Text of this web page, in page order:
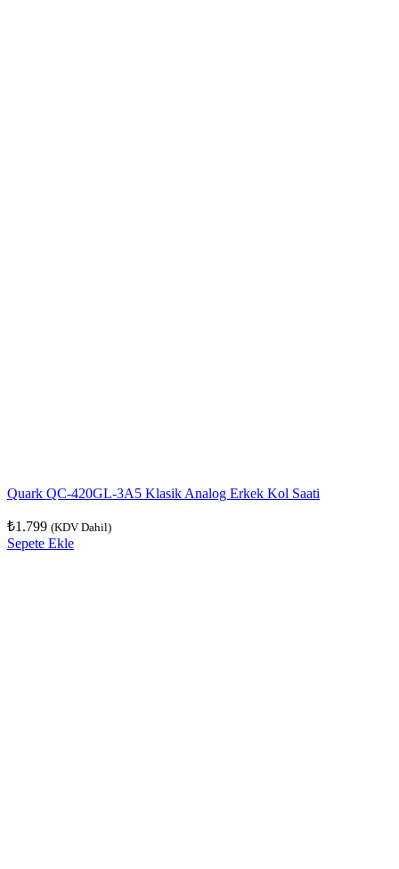
Quark QC-420GL-3A5 Klasik Analog Erkek Kol Saati
₺1.799 (KDV Dahil)
Sepete Ekle